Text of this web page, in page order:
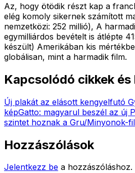
Az, hogy ötödik részt kap a
elég komoly sikernek számított
nemzetközi: 252 millió), A
egymilliárdos bevételt is átlépte
készült) Amerikában kis
globálisan, mint a harmadik film.
Kapcsolódó cikkek és
Új plakát az elásott kengyelfutó
képGatto: magyarul beszél az új
szintet hoznak a Gru/Minyonok-
Hozzászólások
Jelentkezz be a hozzászóláshoz.